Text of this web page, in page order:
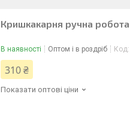
Кришкакарня ручна робота
В наявності Оптом і в роздріб Код:
310 ₴
Показати оптові ціни